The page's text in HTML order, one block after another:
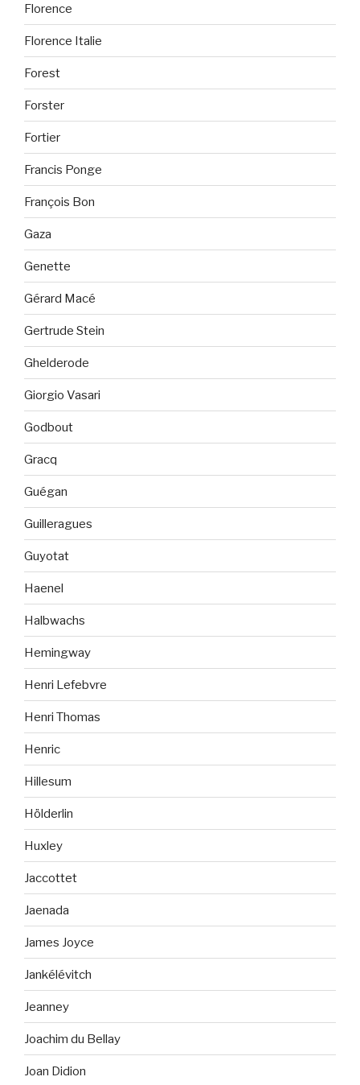
Florence
Florence Italie
Forest
Forster
Fortier
Francis Ponge
François Bon
Gaza
Genette
Gérard Macé
Gertrude Stein
Ghelderode
Giorgio Vasari
Godbout
Gracq
Guégan
Guilleragues
Guyotat
Haenel
Halbwachs
Hemingway
Henri Lefebvre
Henri Thomas
Henric
Hillesum
Hölderlin
Huxley
Jaccottet
Jaenada
James Joyce
Jankélévitch
Jeanney
Joachim du Bellay
Joan Didion